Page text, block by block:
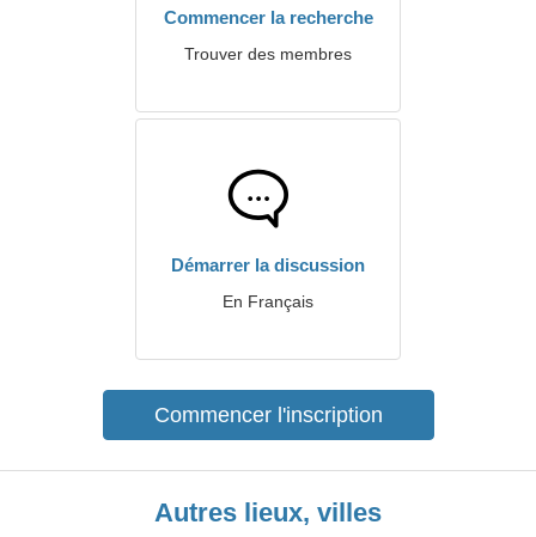
Commencer la recherche
Trouver des membres
Démarrer la discussion
En Français
Commencer l'inscription
Autres lieux, villes